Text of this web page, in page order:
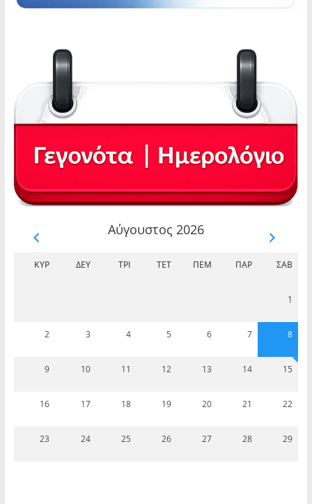
Αύγουστος 2026
ΚΥΡ ΔΕΥ ΤΡΊ ΤΕΤ ΠΈΜ ΠΑΡ ΣΆΒ
1
2 3 4 5 6 7 8
9 10 11 12 13 14 15
16 17 18 19 20 21 22
23 24 25 26 27 28 29